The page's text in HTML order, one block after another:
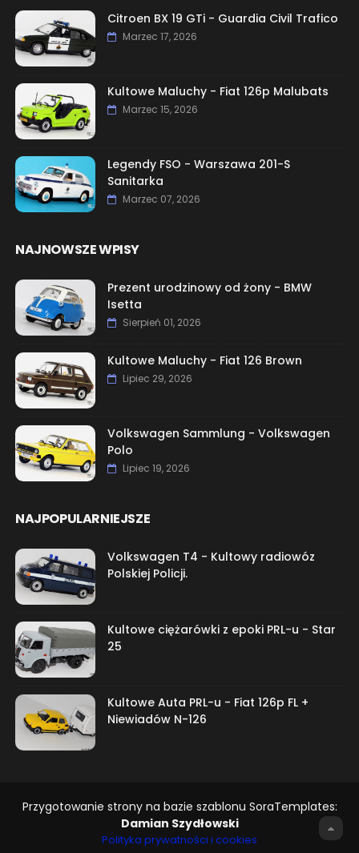
Citroen BX 19 GTi - Guardia Civil Trafico
Marzec 17, 2026
Kultowe Maluchy - Fiat 126p Malubats
Marzec 15, 2026
Legendy FSO - Warszawa 201-S
Sanitarka
Marzec 07, 2026
NAJNOWSZE WPISY
Prezent urodzinowy od żony - BMW
Isetta
Sierpień 01, 2026
Kultowe Maluchy - Fiat 126 Brown
Lipiec 29, 2026
Volkswagen Sammlung - Volkswagen
Polo
Lipiec 19, 2026
NAJPOPULARNIEJSZE
Volkswagen T4 - Kultowy radiowóz
Polskiej Policji.
Kultowe ciężarówki z epoki PRL-u - Star
25
Kultowe Auta PRL-u - Fiat 126p FL +
Niewiadów N-126
Przygotowanie strony na bazie szablonu SoraTemplates:
Damian Szydłowski
Polityka prywatności i cookies